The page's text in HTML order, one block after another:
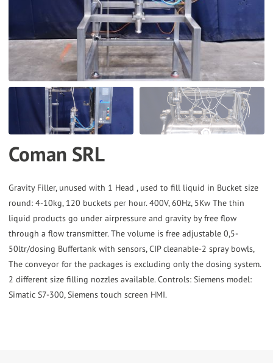
the
selected
search
result.
Touch
can
and
swipe
gestures.
Coman SRL
Gravity Filler, unused with 1 Head , used to fill liquid in Bucket size
round: 4-10kg, 120 buckets per hour. 400V, 60Hz, 5Kw The thin
liquid products go under airpressure and gravity by free flow
through a flow transmitter. The volume is free adjustable 0,5-
50ltr/dosing Buffertank with sensors, CIP cleanable-2 spray bowls,
The conveyor for the packages is excluding only the dosing system.
2 different size filling nozzles available. Controls: Siemens model:
Simatic S7-300, Siemens touch screen HMI.